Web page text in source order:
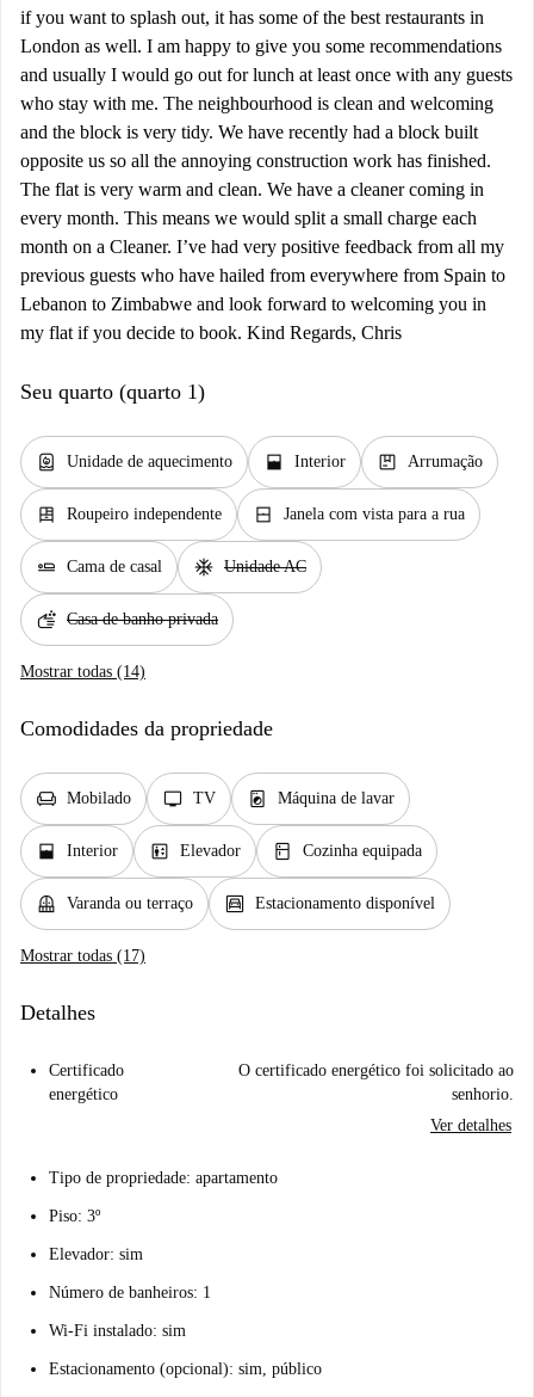
if you want to splash out, it has some of the best restaurants in
London as well. I am happy to give you some recommendations
and usually I would go out for lunch at least once with any guests
who stay with me. The neighbourhood is clean and welcoming
and the block is very tidy. We have recently had a block built
opposite us so all the annoying construction work has finished.
The flat is very warm and clean. We have a cleaner coming in
every month. This means we would split a small charge each
month on a Cleaner. I’ve had very positive feedback from all my
previous guests who have hailed from everywhere from Spain to
Lebanon to Zimbabwe and look forward to welcoming you in
my flat if you decide to book. Kind Regards, Chris
Seu quarto (quarto 1)
water_heater Unidade de aquecimento window_open Interior package Arrumação
dresser Roupeiro independente window_closed Janela com vista para a rua
airline_seat_flat Cama de casal ac_unit Unidade AC
soap Casa de banho privada
Mostrar todas (14)
Comodidades da propriedade
chair Mobilado tv TV local_laundry_service Máquina de lavar
window_open Interior elevator Elevador kitchen Cozinha equipada
balcony Varanda ou terraço garage Estacionamento disponível
Mostrar todas (17)
Detalhes
Certificado
energético
O certificado energético foi solicitado ao
senhorio.
Ver detalhes
Tipo de propriedade: apartamento
Piso: 3º
Elevador: sim
Número de banheiros: 1
Wi-Fi instalado: sim
Estacionamento (opcional): sim, público